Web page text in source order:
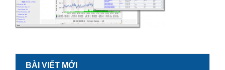
BÀI VIẾT MỚI